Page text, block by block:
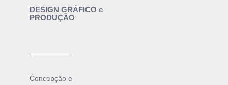
DESIGN GRÁFICO e
PRODUÇÃO
Concepção e